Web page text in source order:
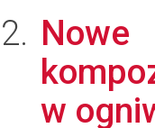
Nowe
w